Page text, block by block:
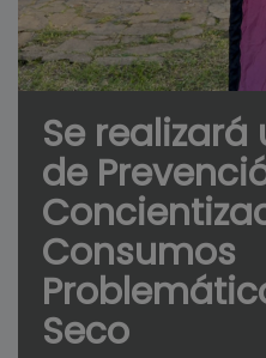
Se
de
Consumos
Seco